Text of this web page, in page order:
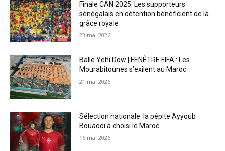
Finale CAN 2025: Les supporteurs
sénégalais en détention bénéficient de la
grâce royale
23 mai 2026
Balle Yehi Dow | FENÊTRE FIFA : Les
Mourabitounes s’exilent au Maroc
21 mai 2026
Sélection nationale: la pépite Ayyoub
Bouaddi a choisi le Maroc
16 mai 2026